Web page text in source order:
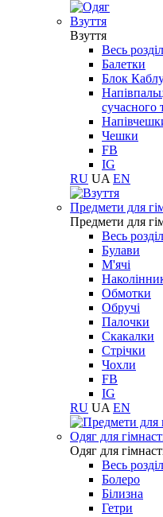
Взуття
Взуття
Весь розділ
Балетки
Блок
сучасного
Чешки
FB
IG
RU UA EN
Предмети для
Предмети для
Весь розділ
Булави
М'ячі
Обмотки
Обручі
Палочки
Скакалки
Стрічки
Чохли
FB
IG
RU UA EN
Одяг для
Одяг для
Весь розділ
Болеро
Білизна
Гетри